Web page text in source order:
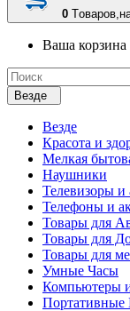
0 Tоваров,
Ваша корзина
Везде
Везде
Красота и
Мелкая
Наушники
Телевизоры и
Телефоны и
Товары для
Товары для
Товары для
Умные Часы
Компьютеры
Портативные